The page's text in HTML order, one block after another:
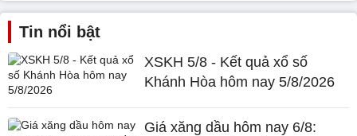
Tin nổi bật
XSKH 5/8 - Kết quả xổ số
Khánh Hòa hôm nay 5/8/2026
Giá xăng dầu hôm nay 6/8: